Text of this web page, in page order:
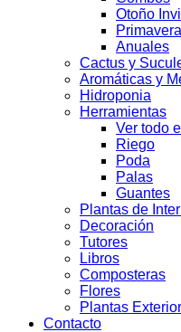
Otoño
Anuales
Cactus y
Aromáticas y
Hidroponia
Herramientas
Ver todo
Riego
Poda
Palas
Guantes
Plantas de
Decoración
Tutores
Libros
Composteras
Flores
Plantas Exterior
Contacto